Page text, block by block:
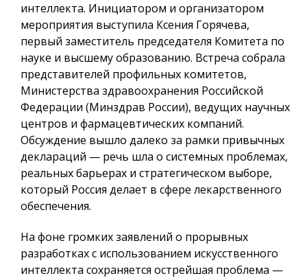
интеллекта. Инициатором и организатором
мероприятия выступила Ксения Горячева,
первый заместитель председателя Комитета по
науке и высшему образованию. Встреча собрала
представителей профильных комитетов,
Министерства здравоохранения Российской
Федерации (Минздрав России), ведущих научных
центров и фармацевтических компаний.
Обсуждение вышло далеко за рамки привычных
деклараций — речь шла о системных проблемах,
реальных барьерах и стратегическом выборе,
который Россия делает в сфере лекарственного
обеспечения.
На фоне громких заявлений о прорывных
разработках с использованием искусственного
интеллекта сохраняется острейшая проблема —